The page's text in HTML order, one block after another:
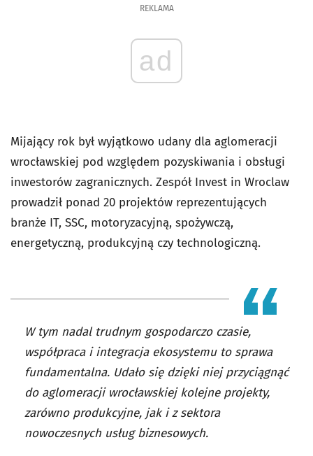
REKLAMA
ad
Mijający rok był wyjątkowo udany dla aglomeracji
wrocławskiej pod względem pozyskiwania i obsługi
inwestorów zagranicznych. Zespół Invest in Wroclaw
prowadził ponad 20 projektów reprezentujących
branże IT, SSC, motoryzacyjną, spożywczą,
energetyczną, produkcyjną czy technologiczną.
W tym nadal trudnym gospodarczo czasie,
współpraca i integracja ekosystemu to sprawa
fundamentalna. Udało się dzięki niej przyciągnąć
do aglomeracji wrocławskiej kolejne projekty,
zarówno produkcyjne, jak i z sektora
nowoczesnych usług biznesowych.